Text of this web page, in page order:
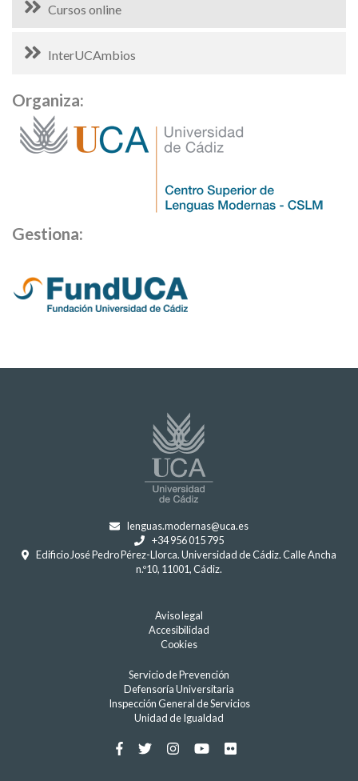
Cursos online
InterUCAmbios
Organiza:
Gestiona:
lenguas.modernas@uca.es
+34 956 015 795
Edificio José Pedro Pérez-Llorca. Universidad de Cádiz. Calle Ancha
n.º10, 11001, Cádiz.
Aviso legal
Accesibilidad
Cookies
Servicio de Prevención
Defensoría Universitaria
Inspección General de Servicios
Unidad de Igualdad